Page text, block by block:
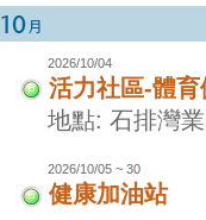
2026/10/04
活力社區-體
地點: 石排灣
2026/10/05 ~ 30
健康加油站